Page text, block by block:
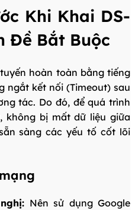
Khi Khai DS-
Đề Bắt Buộc
hoàn toàn bằng tiếng
ngắt kết nối (Timeout) sau
tác. Do đó, để quá trình
không bị mất dữ liệu giữa
sàng các yếu tố cốt lõi
Nên sử dụng Google